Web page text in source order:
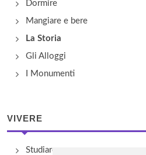
Dormire
Mangiare e bere
La Storia
Gli Alloggi
I Monumenti
VIVERE
Studiare